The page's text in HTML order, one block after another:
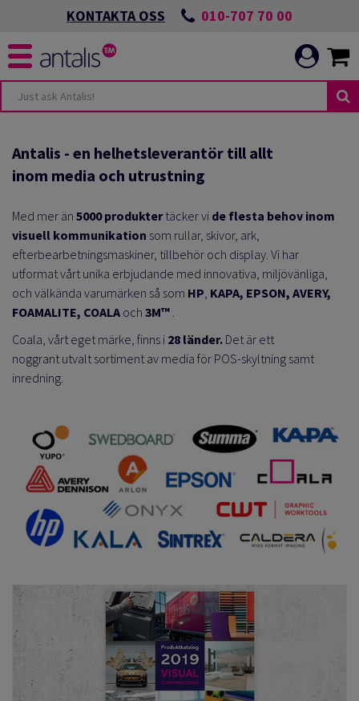
KONTAKTA OSS 010-707 70 00
Antalis - en helhetsleverantör till allt
inom media och utrustning
Med mer än 5000 produktertäcker vi de flesta behov inom
visuell kommunikation som rullar, skivor, ark,
efterbearbetningsmaskiner, tillbehör och display. Vi har
utformat vårt unika erbjudande med innovativa, miljövänliga,
och välkända varumärken så som HP, KAPA, EPSON, AVERY,
FOAMALITE, COALA och 3M™ .
Coala, vårt eget märke, finns i 28 länder. Det är ett
noggrant utvalt sortiment av media för POS-skyltning samt
inredning.